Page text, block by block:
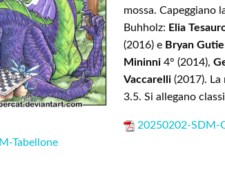
mossa. Capeggiano
Buhholz: Elia
(2016) e Bryan
Mininni 4° (2014),
Vaccarelli (2017).
3.5. Si allegano
20250202-SDM-
Tabellone